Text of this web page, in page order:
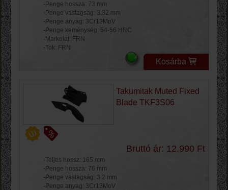
-Penge hossza: 73 mm
-Penge vastagság: 3.32 mm
-Penge anyag: 3Cr13MoV
-Penge keménység: 54-56 HRC
-Markolat: FRN
-Tok: FRN
Kosárba
Takumitak Muted Fixed
Blade TKF3S06
Bruttó ár: 12.990 Ft
-Teljes hossz: 165 mm
-Penge hossza: 76 mm
-Penge vastagság: 3.2 mm
-Penge anyag: 3Cr13MoV